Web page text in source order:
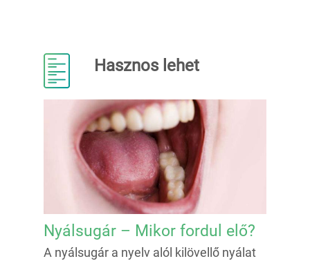
Hasznos lehet
Nyálsugár – Mikor fordul elő?
A nyálsugár a nyelv alól kilövellő nyálat